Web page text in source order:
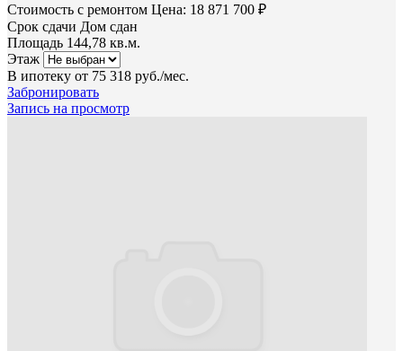
Стоимость с ремонтом Цена: 18 871 700 ₽
Срок сдачи Дом сдан
Площадь 144,78 кв.м.
Этаж
В ипотеку от 75 318 руб./мес.
Забронировать
Запись на просмотр